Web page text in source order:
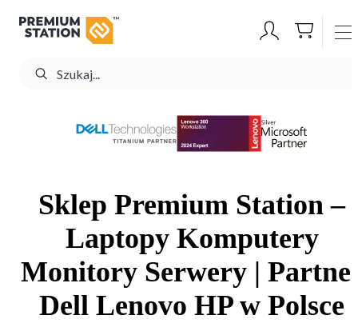
Sklep Premium Station –
Laptopy Komputery
Monitory Serwery |
Dell Lenovo HP w Polsce